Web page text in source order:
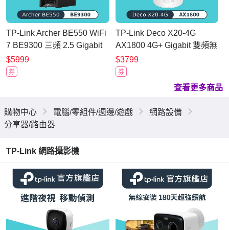
TP-Link Archer BE550 WiFi
7 BE9300 三頻 2.5 Gigabit
無線網路路由器(Wi-Fi 7分享
器/USB3.0)
$5999
券
TP-Link Deco X20-4G
AX1800 4G+ Gigabit 雙頻無
線網路 WiFi6 網狀Mesh Wi-
Fi路由器（4G SIM卡分享器)
$3799
券
查看更多商品
購物中心 電腦/零組件/週邊/遊戲
網路設備
分享器/路由器
TP-Link 網路攝影機